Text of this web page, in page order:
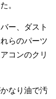
。
ー、ダスト
らのパーツ
コンのクリ
なり油で汚